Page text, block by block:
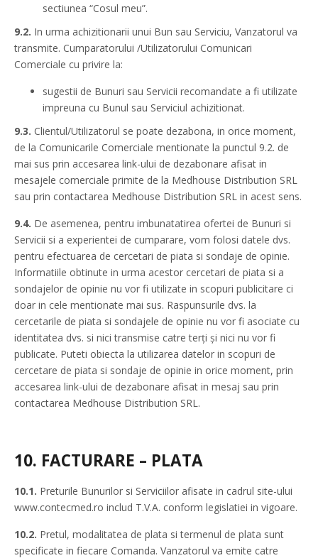
sectiunea “Cosul meu”.
9.2. In urma achizitionarii unui Bun sau Serviciu, Vanzatorul va
transmite. Cumparatorului /Utilizatorului Comunicari
Comerciale cu privire la:
sugestii de Bunuri sau Servicii recomandate a fi utilizate
impreuna cu Bunul sau Serviciul achizitionat.
9.3. Clientul/Utilizatorul se poate dezabona, in orice moment,
de la Comunicarile Comerciale mentionate la punctul 9.2. de
mai sus prin accesarea link-ului de dezabonare afisat in
mesajele comerciale primite de la Medhouse Distribution SRL
sau prin contactarea Medhouse Distribution SRL in acest sens.
9.4. De asemenea, pentru imbunatatirea ofertei de Bunuri si
Servicii si a experientei de cumparare, vom folosi datele dvs.
pentru efectuarea de cercetari de piata si sondaje de opinie.
Informatiile obtinute in urma acestor cercetari de piata si a
sondajelor de opinie nu vor fi utilizate in scopuri publicitare ci
doar in cele mentionate mai sus. Raspunsurile dvs. la
cercetarile de piata si sondajele de opinie nu vor fi asociate cu
identitatea dvs. si nici transmise catre terți și nici nu vor fi
publicate. Puteti obiecta la utilizarea datelor in scopuri de
cercetare de piata si sondaje de opinie in orice moment, prin
accesarea link-ului de dezabonare afisat in mesaj sau prin
contactarea Medhouse Distribution SRL.
10. FACTURARE – PLATA
10.1. Preturile Bunurilor si Serviciilor afisate in cadrul site-ului
www.contecmed.ro includ T.V.A. conform legislatiei in vigoare.
10.2. Pretul, modalitatea de plata si termenul de plata sunt
specificate in fiecare Comanda. Vanzatorul va emite catre